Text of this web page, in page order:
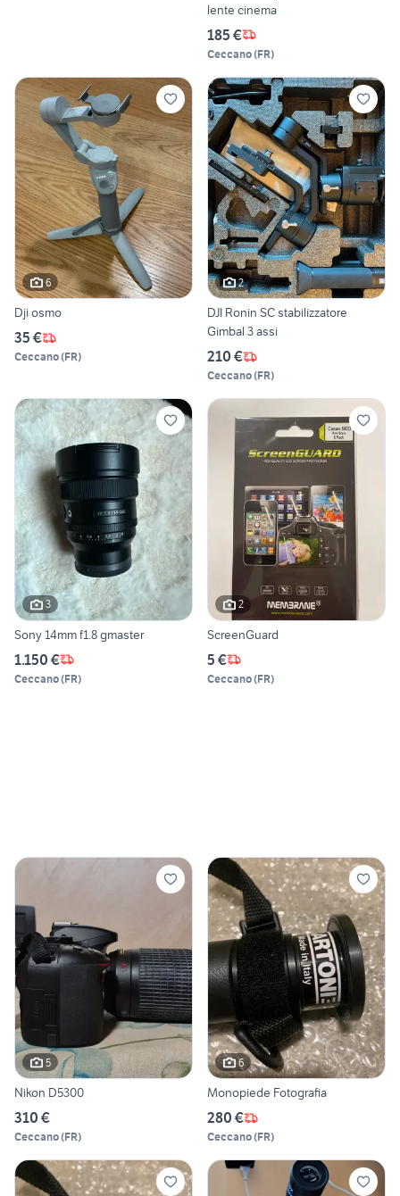
lente cinema
185 €
Ceccano(FR)
6
Dji osmo
35 €
Ceccano(FR)
2
DJI Ronin SC stabilizzatore
Gimbal 3 assi
210 €
Ceccano(FR)
3
Sony 14mm f1.8 gmaster
1.150 €
Ceccano(FR)
2
ScreenGuard
5 €
Ceccano(FR)
5
Nikon D5300
310 €
Ceccano(FR)
6
Monopiede Fotografia
280 €
Ceccano(FR)